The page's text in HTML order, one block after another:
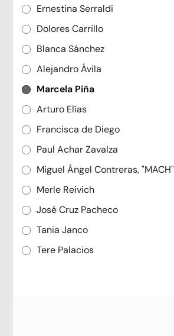
Ernestina Serraldi
Dolores Carrillo
Blanca Sánchez
Alejandro Ávila
Marcela Piña
Arturo Elías
Francisca de Diego
Paul Achar Zavalza
Miguel Ángel Contreras, "MACH"
Merle Reivich
José Cruz Pacheco
Tania Janco
Tere Palacios